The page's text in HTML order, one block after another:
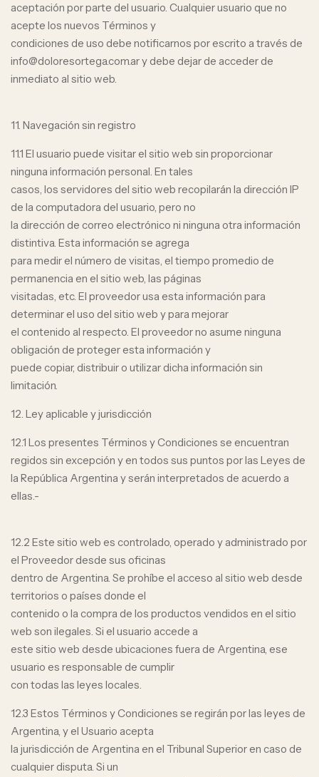
aceptación por parte del usuario. Cualquier usuario que no
acepte los nuevos Términos y
condiciones de uso debe notificarnos por escrito a través de
info@doloresortega.com.ary debe dejar de acceder de
inmediato al sitio web.
11. Navegación sin registro
11.1 El usuario puede visitar el sitio web sin proporcionar
ninguna información personal. En tales
casos, los servidores del sitio web recopilarán la dirección IP
de la computadora del usuario, pero no
la dirección de correo electrónico ni ninguna otra información
distintiva. Esta información se agrega
para medir el número de visitas, el tiempo promedio de
permanencia en el sitio web, las páginas
visitadas, etc. El proveedor usa esta información para
determinar el uso del sitio web y para mejorar
el contenido al respecto. El proveedor no asume ninguna
obligación de proteger esta información y
puede copiar, distribuir o utilizar dicha información sin
limitación.
12. Ley aplicable y jurisdicción
12.1 Los presentes Términos y Condiciones se encuentran
regidos sin excepción y en todos sus puntos por las Leyes de
la República Argentina y serán interpretados de acuerdo a
ellas.-
12.2 Este sitio web es controlado, operado y administrado por
el Proveedor desde sus oficinas
dentro de Argentina. Se prohíbe el acceso al sitio web desde
territorios o países donde el
contenido o la compra de los productos vendidos en el sitio
web son ilegales. Si el usuario accede a
este sitio web desde ubicaciones fuera de Argentina, ese
usuario es responsable de cumplir
con todas las leyes locales.
12.3 Estos Términos y Condiciones se regirán por las leyes de
Argentina, y el Usuario acepta
la jurisdicción de Argentina en el Tribunal Superior en caso de
cualquier disputa. Si un